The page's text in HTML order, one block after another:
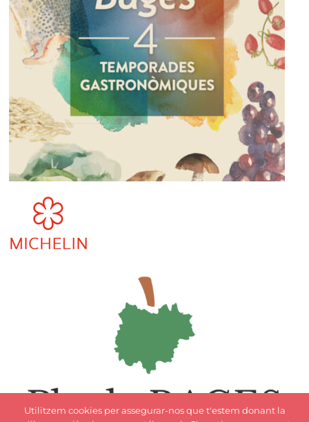
Utilitzem cookies per assegurar-nos que t'estem donant la